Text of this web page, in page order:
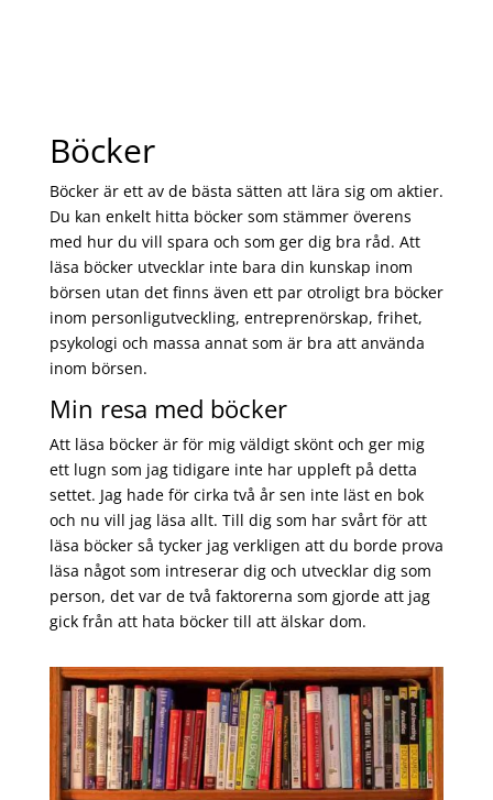
Böcker
Böcker är ett av de bästa sätten att lära sig om aktier.
Du kan enkelt hitta böcker som stämmer överens
med hur du vill spara och som ger dig bra råd. Att
läsa böcker utvecklar inte bara din kunskap inom
börsen utan det finns även ett par otroligt bra böcker
inom personligutveckling, entreprenörskap, frihet,
psykologi och massa annat som är bra att använda
inom börsen.
Min resa med böcker
Att läsa böcker är för mig väldigt skönt och ger mig
ett lugn som jag tidigare inte har uppleft på detta
settet. Jag hade för cirka två år sen inte läst en bok
och nu vill jag läsa allt. Till dig som har svårt för att
läsa böcker så tycker jag verkligen att du borde prova
läsa något som intreserar dig och utvecklar dig som
person, det var de två faktorerna som gjorde att jag
gick från att hata böcker till att älskar dom.